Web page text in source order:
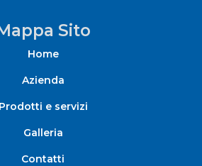
Sito
Home
Azienda
Prodotti e servizi
Galleria
Contatti